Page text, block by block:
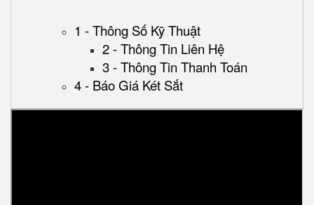
1 - Thông Số Kỹ Thuật
2 - Thông Tin Liên Hệ
3 - Thông Tin Thanh Toán
4 - Báo Giá Két Sắt